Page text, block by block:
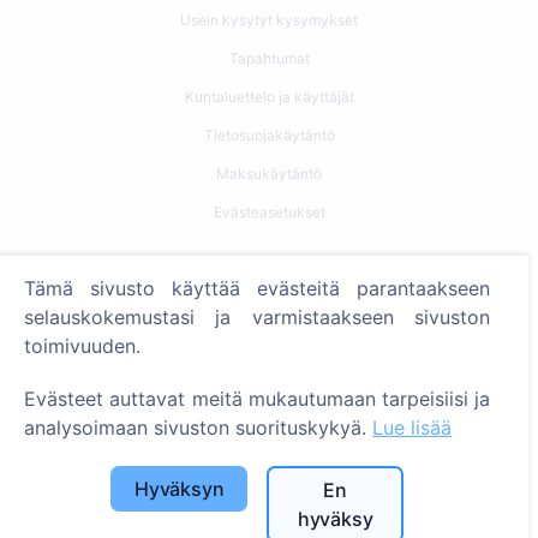
Usein kysytyt kysymykset
Tapahtumat
Kuntaluettelo ja käyttäjät
Tietosuojakäytäntö
Maksukäytäntö
Evästeasetukset
Etsi vainajia
Palvelut
Yhteystiedot
SIA "CEMETY", LV40103618951
Tämä sivusto käyttää evästeitä parantaakseen
selauskokemustasi ja varmistaakseen sivuston
toimivuuden.
Evästeet auttavat meitä mukautumaan tarpeisiisi ja
analysoimaan sivuston suorituskykyä. Lue lisää
Hyväksyn
En
hyväksy